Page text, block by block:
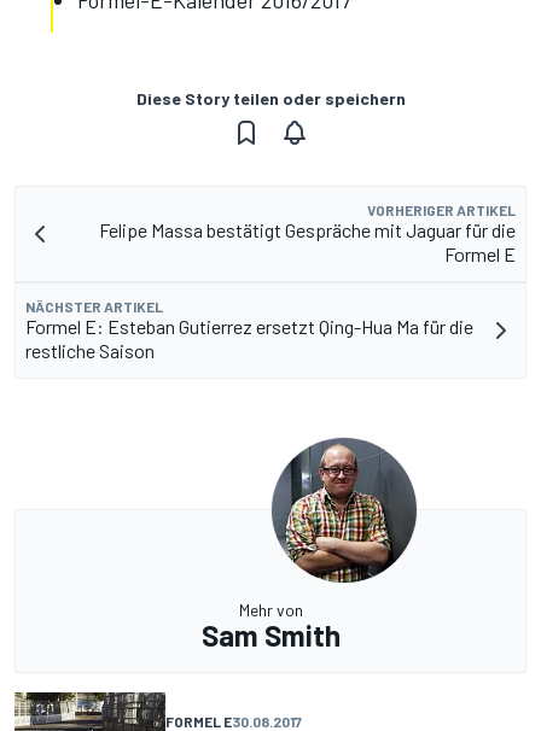
Diese Story teilen oder speichern
VORHERIGER ARTIKEL
Felipe Massa bestätigt Gespräche mit Jaguar für die
Formel E
NÄCHSTER ARTIKEL
Formel E: Esteban Gutierrez ersetzt Qing-Hua Ma für die
restliche Saison
Mehr von
Sam Smith
FORMEL E30.08.2017